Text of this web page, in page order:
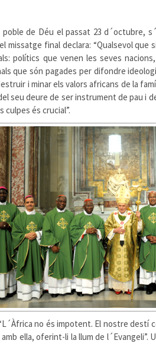
de Déu el passat 23 d´octubre,
final declara: “Qualsevol
polítics que venen les seves
que són pagades per difondre
i minar els valors africans de la
seu deure de ser instrument de pau i
és crucial”.
no és impotent. El nostre
ella, oferint-li la llum de